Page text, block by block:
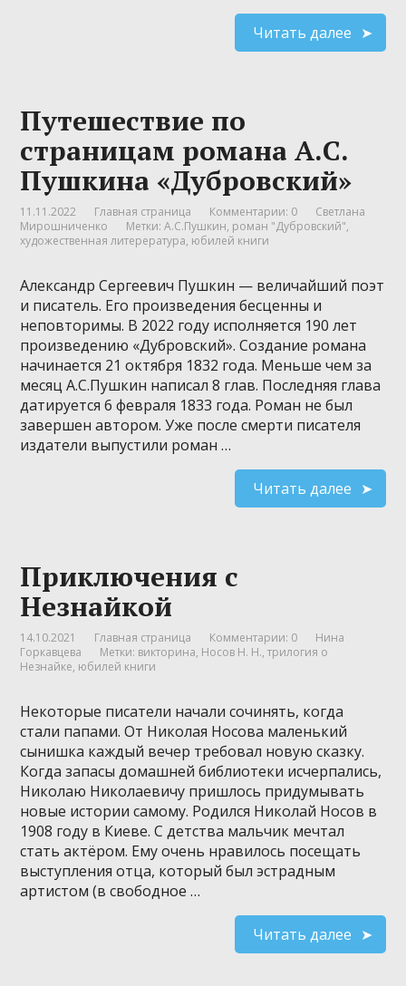
Читать далее
Путешествие по
страницам романа А.С.
Пушкина «Дубровский»
11.11.2022 Главная страница Комментарии: 0
Светлана
Мирошниченко
Метки:А.С.Пушкин, роман "Дубровский",
художественная литерература, юбилей книги
Александр Сергеевич Пушкин — величайший поэт
и писатель. Его произведения бесценны и
неповторимы. В 2022 году исполняется 190 лет
произведению «Дубровский». Создание романа
начинается 21 октября 1832 года. Меньше чем за
месяц А.С.Пушкин написал 8 глав. Последняя глава
датируется 6 февраля 1833 года. Роман не был
завершен автором. Уже после смерти писателя
издатели выпустили роман …
Читать далее
Приключения с
Незнайкой
14.10.2021 Главная страница Комментарии: 0
Нина
Горкавцева
Метки: викторина, Носов Н. Н.,трилогия о
Незнайке, юбилей книги
Некоторые писатели начали сочинять, когда
стали папами. От Николая Носова маленький
сынишка каждый вечер требовал новую сказку.
Когда запасы домашней библиотеки исчерпались,
Николаю Николаевичу пришлось придумывать
новые истории самому. Родился Николай Носов в
1908 году в Киеве. С детства мальчик мечтал
стать актёром. Ему очень нравилось посещать
выступления отца, который был эстрадным
артистом (в свободное …
Читать далее